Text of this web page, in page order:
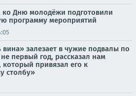
ко Дню молодёжи подготовили
программу мероприятий
залезает в чужие подвалы по
первый год, рассказал нам
который привязал его к
столбу»